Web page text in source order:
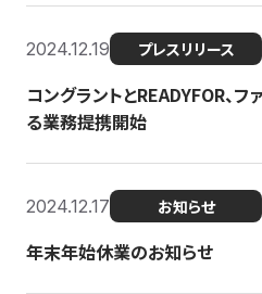
2024.12.19 プレスリリース
コングラントとREADYFOR、
る業務提携開始
2024.12.17 お知らせ
年末年始休業のお知らせ